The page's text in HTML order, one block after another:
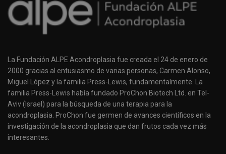
La Fundación ALPE Acondroplasia fue creada el 24 de enero de
2000 gracias al entusiasmo de varias personas, Carmen Alonso,
Miguel López y la familia Press-Lewis, fundamentalmente. La
familia Press-Lewis había fundado ProChon Biotech Ltd. en Tel-
Aviv (Israel) para la búsqueda de una terapia para la
acondroplasia. ProChon fue germen de avances científicos en la
investigación de la acondroplasia que dan frutos cada vez más
interesantes.